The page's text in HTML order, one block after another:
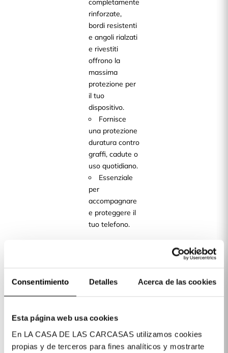
Consentimiento Detalles Acerca de las cookies
Esta página web usa cookies
En LA CASA DE LAS CARCASAS utilizamos cookies
propias y de terceros para fines analíticos y mostrarte
completamente
rinforzate,
bordi resistenti
e angoli rialzati
e rivestiti
offrono la
massima
protezione per
il tuo
dispositivo.
Fornisce
una protezione
duratura contro
graffi, cadute o
uso quotidiano.
Essenziale
per
accompagnare
e proteggere il
tuo telefono.
telefoni cellulari
Dettagli del prodotto